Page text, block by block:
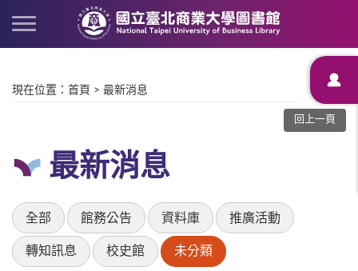
現在位置 ： 首頁 > 最新消息
回上一頁
最新消息
全部 館務公告 資料庫 推廣活動
轉知訊息 校史館 未分類